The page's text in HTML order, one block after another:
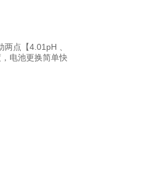
两点【4.01 pH
电池更换简单快